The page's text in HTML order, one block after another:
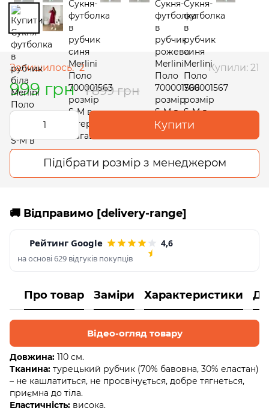
Залишилось: 2 Купили: 21
999 грн 1 899 грн
Купити
Підібрати розмір з менеджером
🚚 Відправимо [delivery-range]
Рейтинг Google 4,6
на основі 629 відгуків покупців
Про товар Заміри Характеристики
Відео-огляд товару
Довжина: 110 см.
Тканина: турецький рубчик (70% бавовна, 30% еластан)
– не кашлатиться, не просвічується, добре тягнеться,
приємна до тіла.
Еластичність: висока.